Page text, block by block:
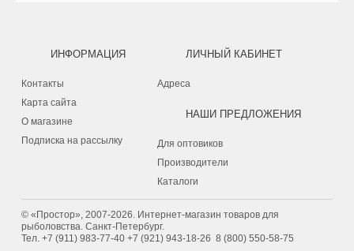
ИНФОРМАЦИЯ
Контакты
Карта сайта
О магазине
Подписка на рассылку
ЛИЧНЫЙ КАБИНЕТ
Адреса
НАШИ ПРЕДЛОЖЕНИЯ
Для оптовиков
Производители
Каталоги
© «Простор», 2007-2026. Интернет-магазин товаров для
рыболовства. Санкт-Петербург.
Тел. +7 (911) 983-77-40 ‭+7 (921) 943-18-26 8 (800) 550-58-75‬